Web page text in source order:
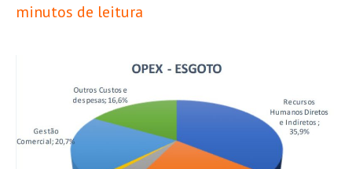
minutos de leitura